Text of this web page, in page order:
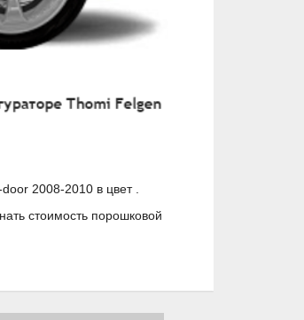
2008-2010 в цвет .
стоимость порошковой